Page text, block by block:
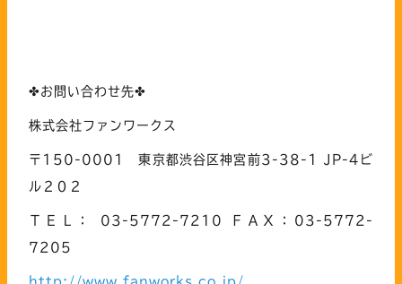
✤お問い合わせ先✤
株式会社ファンワークス
〒150-0001 東京都渋谷区神宮前3-38-1 JP-4ビ
ル２０２
ＴＥＬ： 03-5772-7210 ＦＡＸ：03-5772-
7205